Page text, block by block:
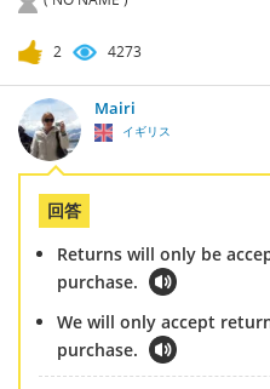
2 4273
Mairi
イギリス
回答
Returns will only be
purchase.
We will only accept
purchase.